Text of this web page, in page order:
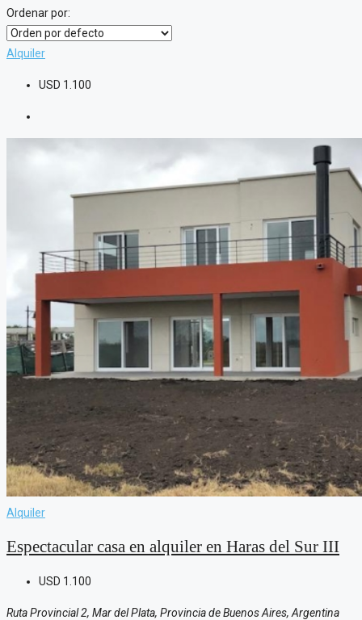
Ordenar por:
Alquiler
USD 1.100
Alquiler
Espectacular casa en alquiler en Haras del Sur III
USD 1.100
Ruta Provincial 2, Mar del Plata, Provincia de Buenos Aires, Argentina